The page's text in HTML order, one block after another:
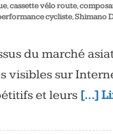
,cassette vélo route,
cycliste,Shimano
du marché
visibles sur
et leurs […]